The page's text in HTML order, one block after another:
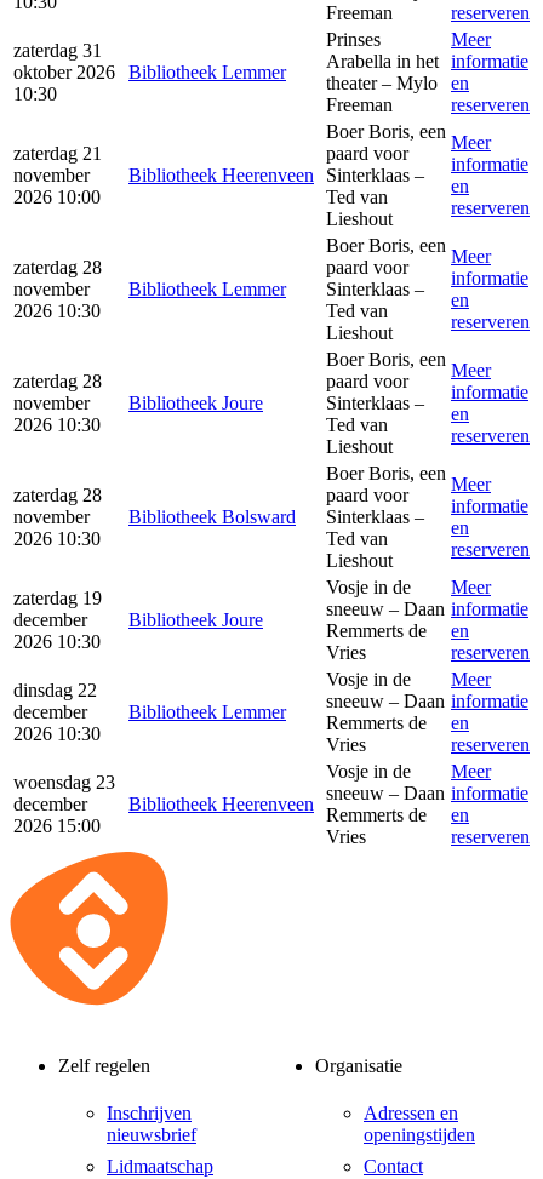
Freeman
reserveren
zaterdag 31
oktober 2026
10:30
Bibliotheek Lemmer
Prinses
Arabella in het
theater – Mylo
Freeman
Meer
informatie
en
reserveren
zaterdag 21
november
2026 10:00
Bibliotheek Heerenveen
Boer Boris, een
paard voor
Sinterklaas –
Ted van
Lieshout
Meer
informatie
en
reserveren
zaterdag 28
november
2026 10:30
Bibliotheek Lemmer
Boer Boris, een
paard voor
Sinterklaas –
Ted van
Lieshout
Meer
informatie
en
reserveren
zaterdag 28
november
2026 10:30
Bibliotheek Joure
Boer Boris, een
paard voor
Sinterklaas –
Ted van
Lieshout
Meer
informatie
en
reserveren
zaterdag 28
november
2026 10:30
Bibliotheek Bolsward
Boer Boris, een
paard voor
Sinterklaas –
Ted van
Lieshout
Meer
informatie
en
reserveren
zaterdag 19
december
2026 10:30
Bibliotheek Joure
Vosje in de
sneeuw – Daan
Remmerts de
Vries
Meer
informatie
en
reserveren
dinsdag 22
december
2026 10:30
Bibliotheek Lemmer
Vosje in de
sneeuw – Daan
Remmerts de
Vries
Meer
informatie
en
reserveren
woensdag 23
december
2026 15:00
Bibliotheek Heerenveen
Vosje in de
sneeuw – Daan
Remmerts de
Vries
Meer
informatie
en
reserveren
Zelf regelen
Inschrijven
nieuwsbrief
Lidmaatschap
Organisatie
Adressen en
openingstijden
Contact